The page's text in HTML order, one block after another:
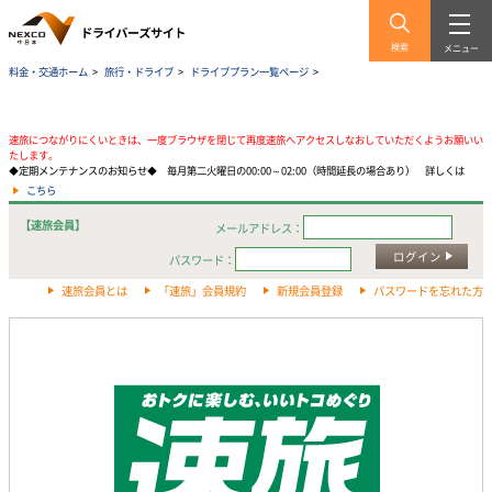
検索 メニュー
料金・交通ホーム > 旅行・ドライブ > ドライブプラン一覧ページ >
速旅につながりにくいときは、一度ブラウザを閉じて再度速旅へアクセスしなおしていただくようお願いい
たします。
◆定期メンテナンスのお知らせ◆ 毎月第二火曜日の00:00～02:00（時間延長の場合あり） 詳しくは
こちら
【速旅会員】
メールアドレス：
パスワード：
ログイン
速旅会員とは 「速旅」会員規約 新規会員登録 パスワードを忘れた方